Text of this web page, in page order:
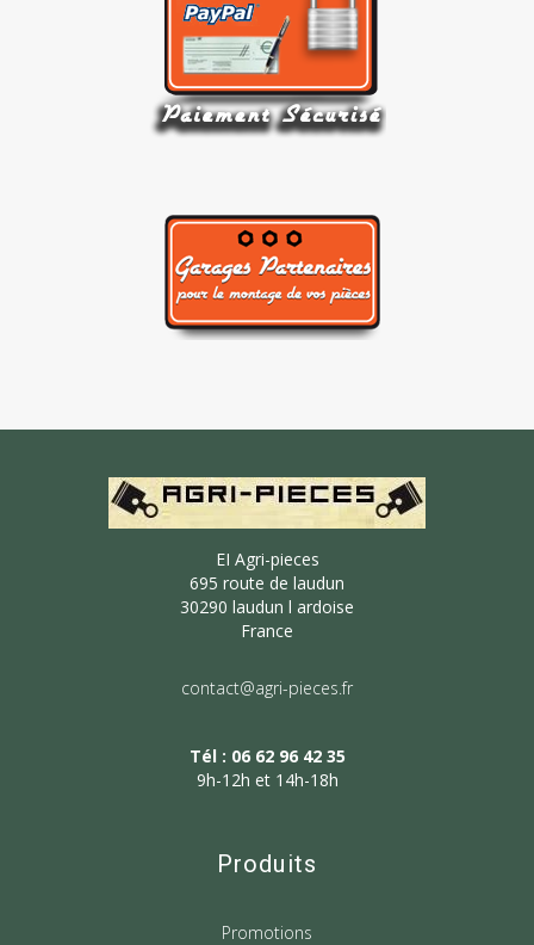
EI Agri-pieces
695 route de laudun
30290 laudun l ardoise
France
contact@agri-pieces.fr
Tél : 06 62 96 42 35
9h-12h et 14h-18h
Produits
Promotions